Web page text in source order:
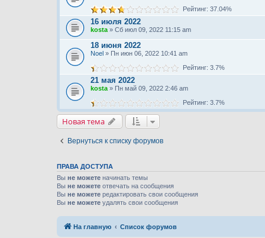
Рейтинг: 37.04%
16 июля 2022
kosta » Сб июл 09, 2022 11:15 am
18 июня 2022
Noel » Пн июн 06, 2022 10:41 am
Рейтинг: 3.7%
21 мая 2022
kosta » Пн май 09, 2022 2:46 am
Рейтинг: 3.7%
Новая тема
Вернуться к списку форумов
ПРАВА ДОСТУПА
Вы не можете начинать темы
Вы не можете отвечать на сообщения
Вы не можете редактировать свои сообщения
Вы не можете удалять свои сообщения
На главную Список форумов